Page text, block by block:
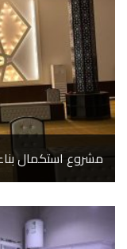
مشروع استكمال